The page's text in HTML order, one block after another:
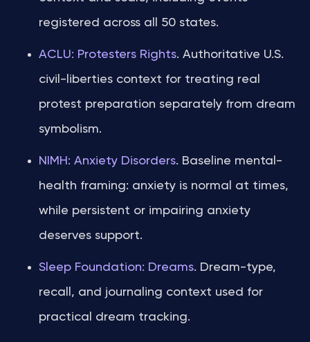
registered across all 50 states.
ACLU: Protesters Rights. Authoritative U.S.
civil-liberties context for treating real
protest preparation separately from dream
symbolism.
NIMH: Anxiety Disorders. Baseline mental-
health framing: anxiety is normal at times,
while persistent or impairing anxiety
deserves support.
Sleep Foundation: Dreams. Dream-type,
recall, and journaling context used for
practical dream tracking.